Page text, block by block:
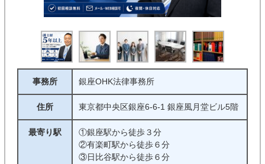
事務所 銀座OHK法律事務所
住所 東京都中央区銀座6-6-1 銀座風月堂ビル5階
最寄り駅
①銀座駅から徒歩３分
②有楽町駅から徒歩６分
③日比谷駅から徒歩６分